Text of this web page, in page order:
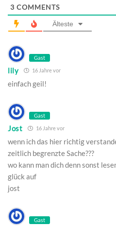
3 COMMENTS
Älteste
Gast
lily 16 Jahre vor
einfach geil!
Gast
Jost 16 Jahre vor
wenn ich das hier richtig
zeitlich begrenzte Sache???
wo kann man dich denn sonst
glück auf
jost
Gast